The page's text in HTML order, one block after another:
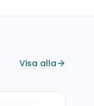
Visa alla